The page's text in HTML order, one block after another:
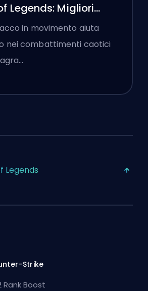
Legends: Migliori
in movimento aiuta
nei combattimenti caotici
Legends
Strike
Rank Boost